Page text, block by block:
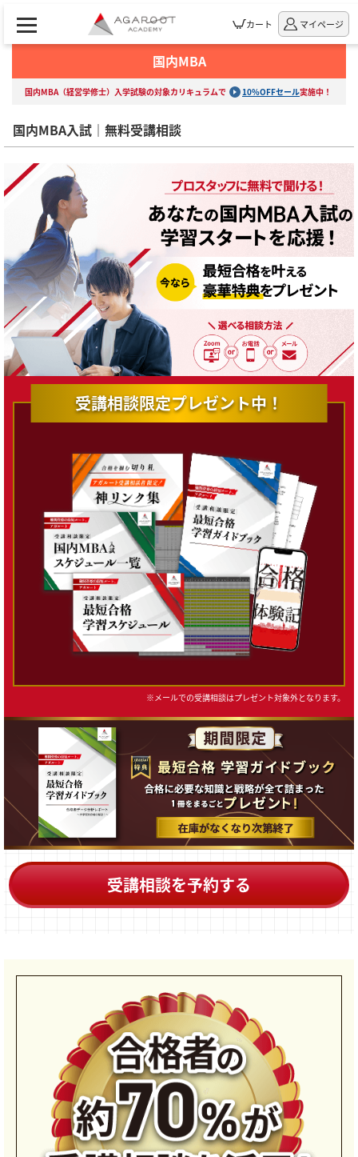
カート マイページ
国内MBA
国内MBA（経営学修士）入学試験の対象カリキュラムで 10%OFFセール実施中！
国内MBA入試｜無料受講相談
受講相談限定プレゼント中！
※メールでの受講相談はプレゼント対象外となります。
受講相談を予約する